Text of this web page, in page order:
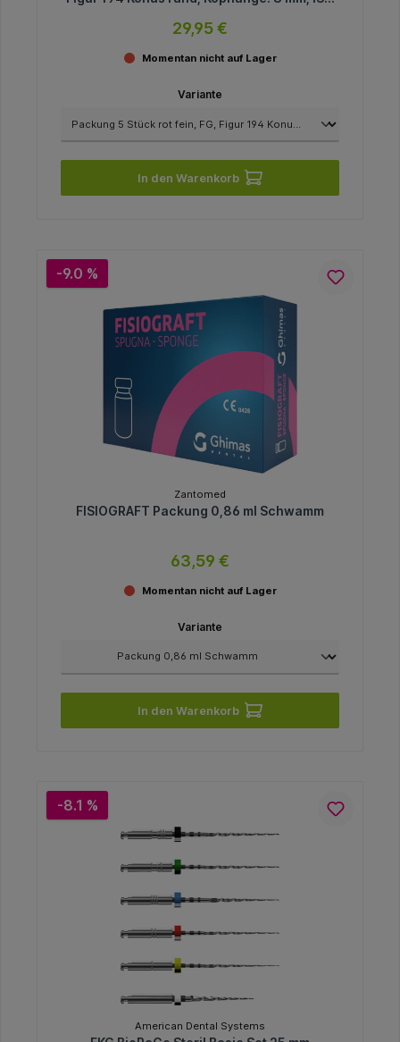
29,95 €
Momentan nicht auf Lager
Variante
In den Warenkorb
-9.0 %
Zantomed
FISIOGRAFT Packung 0,86 ml Schwamm
63,59 €
Momentan nicht auf Lager
Variante
In den Warenkorb
-8.1 %
American Dental Systems